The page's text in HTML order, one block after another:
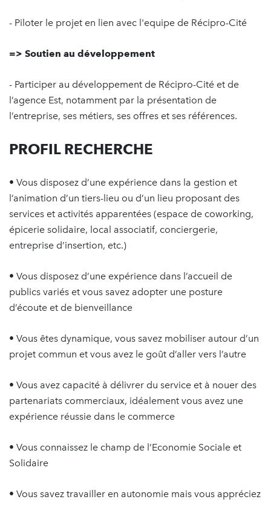
- Piloter le projet en lien avec l'equipe de Récipro-Cité
=> Soutien au développement
- Participer au développement de Récipro-Cité et de
l’agence Est, notamment par la présentation de
l’entreprise, ses métiers, ses offres et ses références.
PROFIL RECHERCHE
• Vous disposez d’une expérience dans la gestion et
l’animation d’un tiers-lieu ou d’un lieu proposant des
services et activités apparentées (espace de coworking,
épicerie solidaire, local associatif, conciergerie,
entreprise d’insertion, etc.)
• Vous disposez d’une expérience dans l’accueil de
publics variés et vous savez adopter une posture
d’écoute et de bienveillance
• Vous êtes dynamique, vous savez mobiliser autour d’un
projet commun et vous avez le goût d’aller vers l’autre
• Vous avez capacité à délivrer du service et à nouer des
partenariats commerciaux, idéalement vous avez une
expérience réussie dans le commerce
• Vous connaissez le champ de l’Economie Sociale et
Solidaire
• Vous savez travailler en autonomie mais vous appréciez